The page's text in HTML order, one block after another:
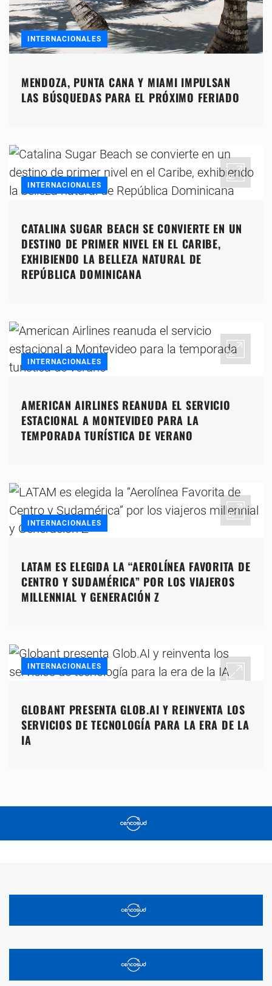
INTERNACIONALES
MENDOZA, PUNTA CANA Y MIAMI IMPULSAN
LAS BÚSQUEDAS PARA EL PRÓXIMO FERIADO
INTERNACIONALES
CATALINA SUGAR BEACH SE CONVIERTE EN UN
DESTINO DE PRIMER NIVEL EN EL CARIBE,
EXHIBIENDO LA BELLEZA NATURAL DE
REPÚBLICA DOMINICANA
INTERNACIONALES
AMERICAN AIRLINES REANUDA EL SERVICIO
ESTACIONAL A MONTEVIDEO PARA LA
TEMPORADA TURÍSTICA DE VERANO
INTERNACIONALES
LATAM ES ELEGIDA LA “AEROLÍNEA FAVORITA DE
CENTRO Y SUDAMÉRICA” POR LOS VIAJEROS
MILLENNIAL Y GENERACIÓN Z
INTERNACIONALES
GLOBANT PRESENTA GLOB.AI Y REINVENTA LOS
SERVICIOS DE TECNOLOGÍA PARA LA ERA DE LA
IA